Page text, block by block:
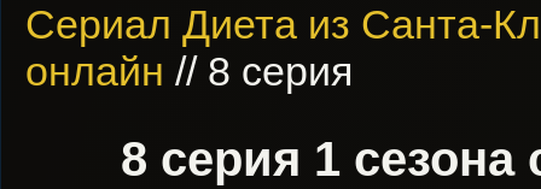
Сериал Диета из Санта-
онлайн // 8 серия
8 серия 1